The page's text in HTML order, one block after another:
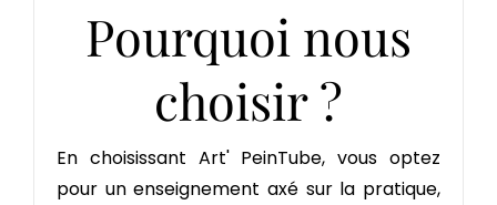
Pourquoi nous
choisir ?
En choisissant Art' PeinTube, vous optez
pour un enseignement axé sur la pratique,